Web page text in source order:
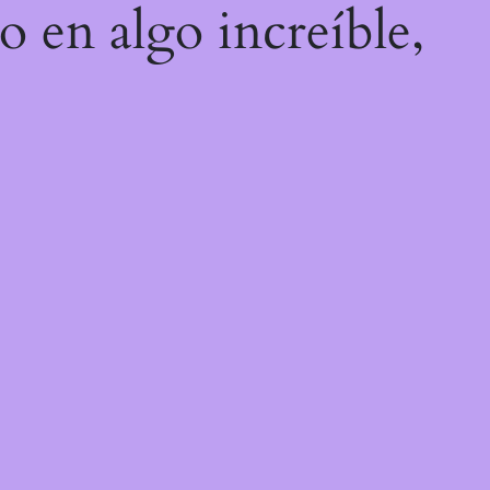
en algo increíble,